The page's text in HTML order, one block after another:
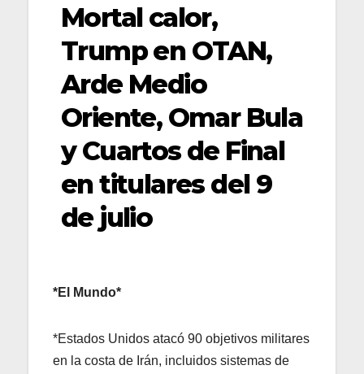
Mortal calor,
Trump en OTAN,
Arde Medio
Oriente, Omar Bula
y Cuartos de Final
en titulares del 9
de julio
*El Mundo*
*Estados Unidos atacó 90 objetivos militares
en la costa de Irán, incluidos sistemas de